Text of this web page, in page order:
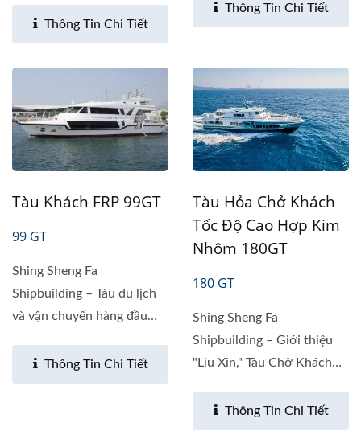
Thông Tin Chi Tiết
Thông Tin Chi Tiết
Tàu Khách FRP 99GT
99 GT
Shing Sheng Fa
Shipbuilding – Tàu du lịch
và vận chuyển hàng đầu
Thông Tin Chi Tiết
Tàu Hỏa Chở Khách
Tốc Độ Cao Hợp Kim
Nhôm 180GT
180 GT
Shing Sheng Fa
Shipbuilding – Giới thiệu
"Liu Xin," Tàu Chở Khách
Thông Tin Chi Tiết